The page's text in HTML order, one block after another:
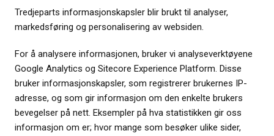
Tredjeparts informasjonskapsler blir brukt til analyser,
markedsføring og personalisering av websiden.
For å analysere informasjonen, bruker vi analyseverktøyene
Google Analytics og Sitecore Experience Platform. Disse
bruker informasjonskapsler, som registrerer brukernes IP-
adresse, og som gir informasjon om den enkelte brukers
bevegelser på nett. Eksempler på hva statistikken gir oss
informasjon om er; hvor mange som besøker ulike sider,